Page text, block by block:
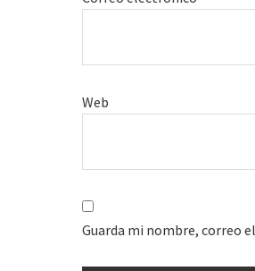
Web
Guarda mi nombre, correo